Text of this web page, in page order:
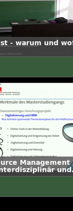
- warum und
Management
und